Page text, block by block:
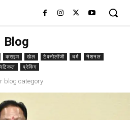
Blog
क्राइम खेल टेक्नोलॉजी धर्म
नेशनल
ब्रेकिंग
blog category